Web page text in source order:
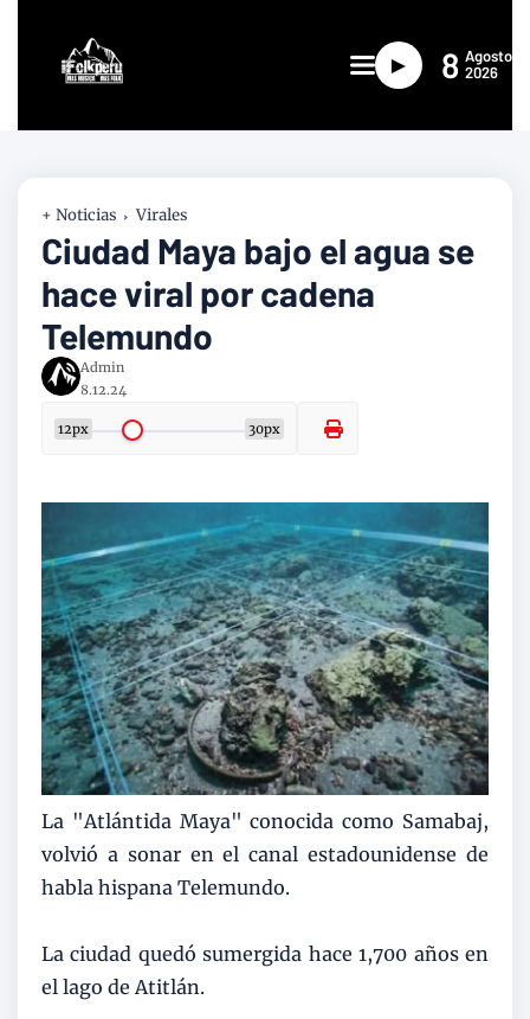
► 8 Agosto
2026
+ Noticias Virales
Ciudad Maya bajo el agua se
hace viral por cadena
Telemundo
Admin
8.12.24
12px 30px
La "Atlántida Maya" conocida como Samabaj,
volvió a sonar en el canal estadounidense de
habla hispana Telemundo.
La ciudad quedó sumergida hace 1,700 años en
el lago de Atitlán.